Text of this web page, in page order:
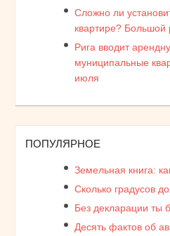
Сложно ли
квартире? Большой
Рига вводит
муниципальные
июля
ПОПУЛЯРНОЕ
Земельная книга:
Сколько градусов
Без декларации ты
Десять фактов об